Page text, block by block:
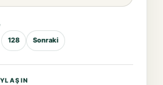
128 Sonraki